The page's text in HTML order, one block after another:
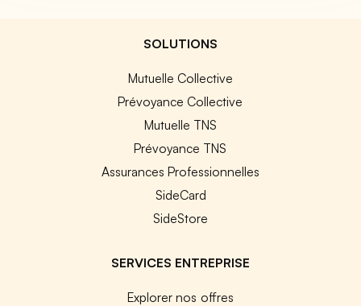
SOLUTIONS
Mutuelle Collective
Prévoyance Collective
Mutuelle TNS
Prévoyance TNS
Assurances Professionnelles
SideCard
SideStore
SERVICES ENTREPRISE
Explorer nos offres